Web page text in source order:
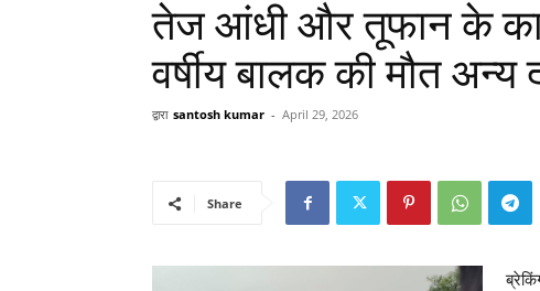
तेज आंधी और तूफान के
वर्षीय बालक की मौत
द्वारा santosh kumar - April 29, 2026
Share